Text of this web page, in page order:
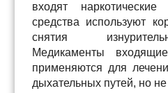
входят
средства используют
снятия
Медикаменты
применяются для
дыхательных путей, но